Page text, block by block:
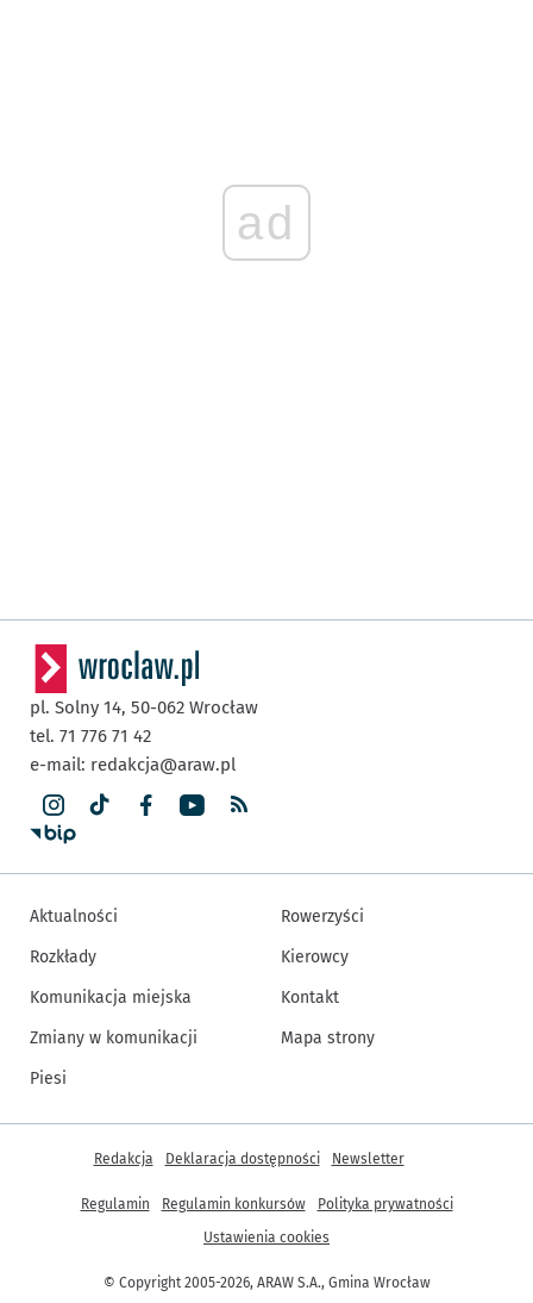
ad
pl. Solny 14, 50-062 Wrocław
tel. 71 776 71 42
e-mail: redakcja@araw.pl
Aktualności
Rozkłady
Komunikacja miejska
Zmiany w komunikacji
Piesi
Rowerzyści
Kierowcy
Kontakt
Mapa strony
© Copyright 2005-2026, ARAW S.A., Gmina Wrocław
Inne informacje
Redakcja Deklaracja dostępności Newsletter
Regulamin Regulamin konkursów
Polityka prywatności
Ustawienia cookies